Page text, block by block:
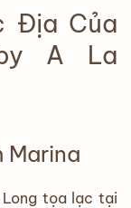
Địa Của
A La
Long tọa lạc tại